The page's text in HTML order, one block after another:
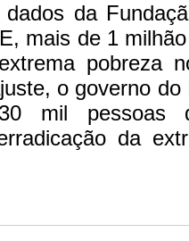
da
mais de 1
pobreza
o governo do
mil pessoas
da